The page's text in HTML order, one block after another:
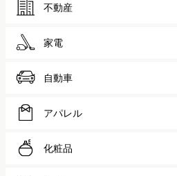
不動産
家電
自動車
アパレル
化粧品